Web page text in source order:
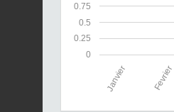
0
0.25
0.5
0.75
Fevrier
Janvier